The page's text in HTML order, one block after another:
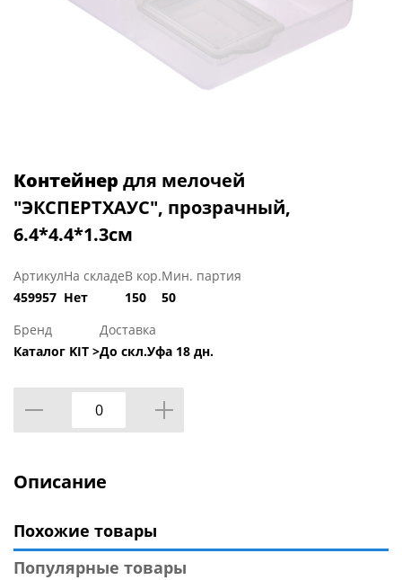
Контейнер для мелочей
"ЭКСПЕРТХАУС", прозрачный,
6.4*4.4*1.3см
Артикул
459957
На складе
Нет
В кор.
150
Мин. партия
50
Бренд
Каталог KIT >
Доставка
До скл.Уфа 18 дн.
Описание
Похожие товары
Популярные товары